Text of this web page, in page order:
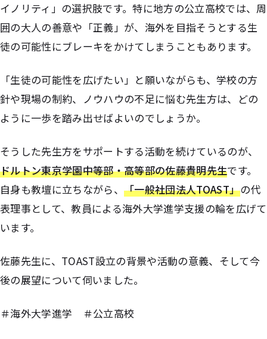
イノリティ」の選択肢です。特に地方の公立高校では、周
囲の大人の善意や「正義」が、海外を目指そうとする生
徒の可能性にブレーキをかけてしまうこともあります。
「生徒の可能性を広げたい」と願いながらも、学校の方
針や現場の制約、ノウハウの不足に悩む先生方は、どの
ように一歩を踏み出せばよいのでしょうか。
そうした先生方をサポートする活動を続けているのが、
ドルトン東京学園中等部・高等部の佐藤貴明先生です。
自身も教壇に立ちながら、「一般社団法人TOAST」の代
表理事として、教員による海外大学進学支援の輪を広げて
います。
佐藤先生に、TOAST設立の背景や活動の意義、そして今
後の展望について伺いました。
＃海外大学進学 ＃公立高校